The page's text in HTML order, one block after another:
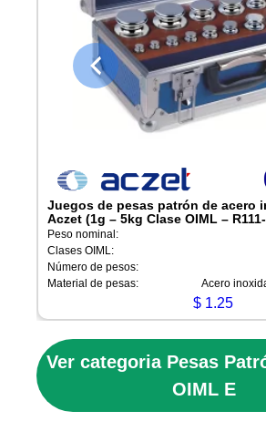
Juegos de pesas patrón de acero
Aczet (1g – 5kg Clase OIML –
Peso nominal:
Clases OIML:
Número de pesos:
Material de pesas:
Acero
$ 1.25
Ver categoria Pesas
OIML E